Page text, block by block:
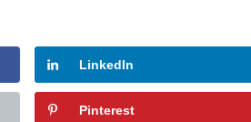
LinkedIn
Pinterest